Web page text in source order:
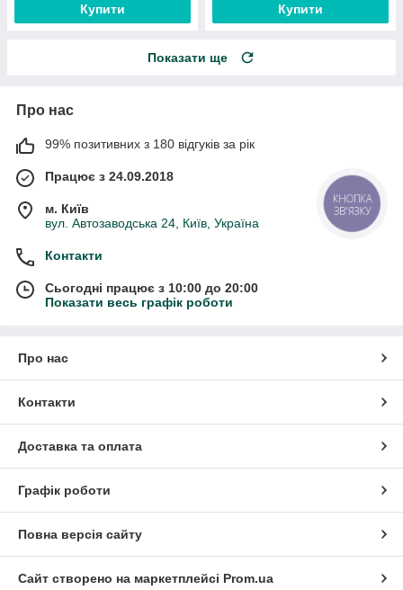
Купити Купити
Показати ще
Про нас
99% позитивних з 180 відгуків за рік
Працює з 24.09.2018
м. Київ
вул. Автозаводська 24, Київ, Україна
Контакти
Сьогодні працює з 10:00 до 20:00
Показати весь графік роботи
Про нас
Контакти
Доставка та оплата
Графік роботи
Повна версія сайту
Сайт створено на маркетплейсі Prom.ua
КНОПКА
ЗВ'ЯЗКУ